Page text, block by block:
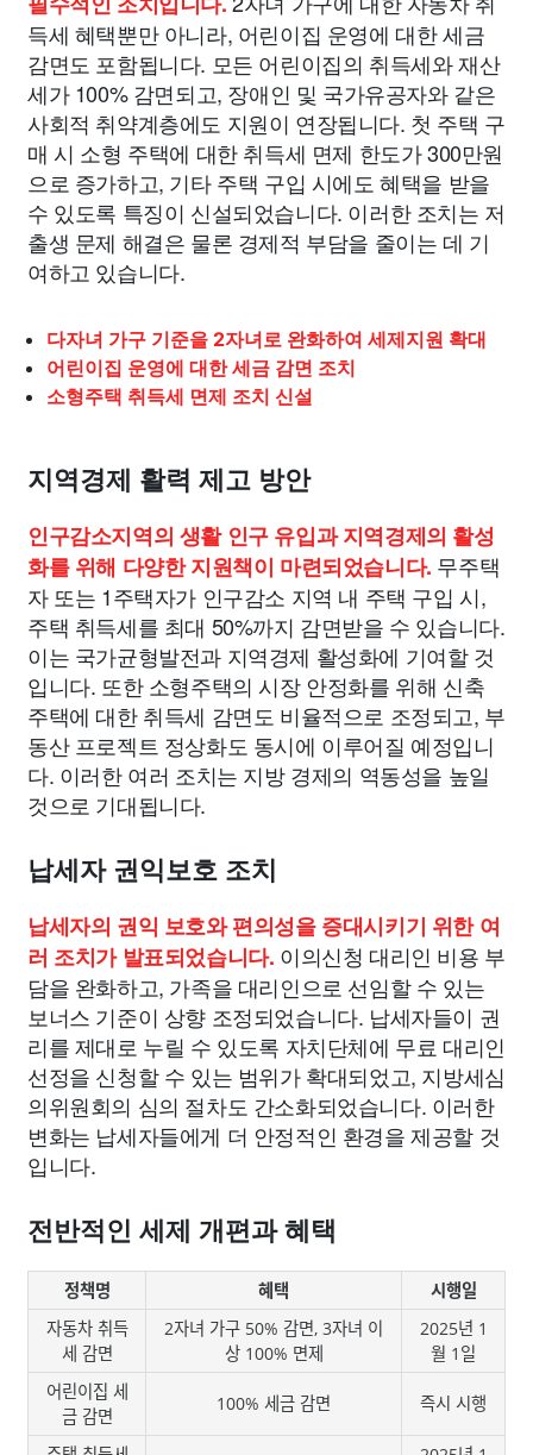
득세 혜택뿐만 아니라, 어린이집 운영에 대한 세금
감면도 포함됩니다. 모든 어린이집의 취득세와 재산
세가 100% 감면되고, 장애인 및 국가유공자와 같은
사회적 취약계층에도 지원이 연장됩니다. 첫 주택 구
매 시 소형 주택에 대한 취득세 면제 한도가 300만원
으로 증가하고, 기타 주택 구입 시에도 혜택을 받을
수 있도록 특징이 신설되었습니다. 이러한 조치는 저
출생 문제 해결은 물론 경제적 부담을 줄이는 데 기
여하고 있습니다.
다자녀 가구 기준을 2자녀로 완화하여 세제지원 확대
어린이집 운영에 대한 세금 감면 조치
소형주택 취득세 면제 조치 신설
지역경제 활력 제고 방안
인구감소지역의 생활 인구 유입과 지역경제의 활성
화를 위해 다양한 지원책이 마련되었습니다. 무주택
자 또는 1주택자가 인구감소 지역 내 주택 구입 시,
주택 취득세를 최대 50%까지 감면받을 수 있습니다.
이는 국가균형발전과 지역경제 활성화에 기여할 것
입니다. 또한 소형주택의 시장 안정화를 위해 신축
주택에 대한 취득세 감면도 비율적으로 조정되고, 부
동산 프로젝트 정상화도 동시에 이루어질 예정입니
다. 이러한 여러 조치는 지방 경제의 역동성을 높일
것으로 기대됩니다.
납세자 권익보호 조치
납세자의 권익 보호와 편의성을 증대시키기 위한 여
러 조치가 발표되었습니다. 이의신청 대리인 비용 부
담을 완화하고, 가족을 대리인으로 선임할 수 있는
보너스 기준이 상향 조정되었습니다. 납세자들이 권
리를 제대로 누릴 수 있도록 자치단체에 무료 대리인
선정을 신청할 수 있는 범위가 확대되었고, 지방세심
의위원회의 심의 절차도 간소화되었습니다. 이러한
변화는 납세자들에게 더 안정적인 환경을 제공할 것
입니다.
전반적인 세제 개편과 혜택
정책명 혜택
시행일
자동차 취득
세 감면
2자녀 가구 50% 감면, 3자녀 이
상 100% 면제
2025년 1
월 1일
어린이집 세
금 감면
100% 세금 감면 즉시 시행